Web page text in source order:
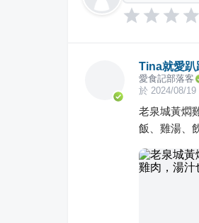
Tina就愛趴
愛食記部落客
於 2024/08/19
老泉城黃燜
飯、雞湯、